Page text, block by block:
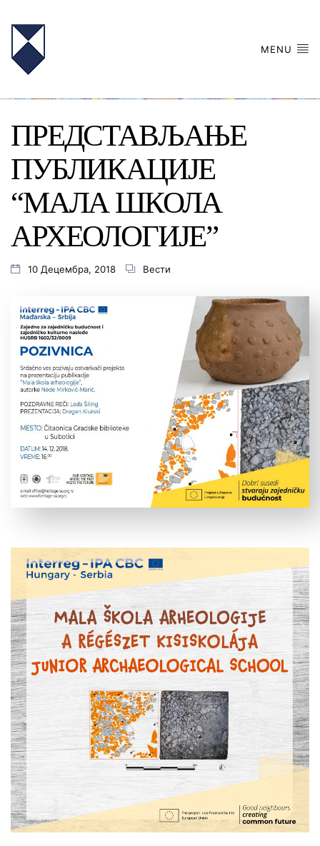
MENU
ПРЕДСТАВЉАЊЕ
ПУБЛИКАЦИЈЕ
“МАЛА ШКОЛА
АРХЕОЛОГИЈЕ”
10 Децембра, 2018 Вести